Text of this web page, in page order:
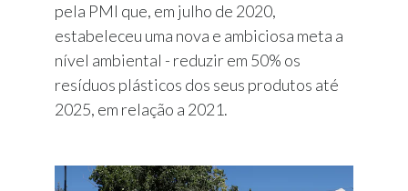
pela PMI que, em julho de 2020,
estabeleceu uma nova e ambiciosa meta a
nível ambiental - reduzir em 50% os
resíduos plásticos dos seus produtos até
2025, em relação a 2021.